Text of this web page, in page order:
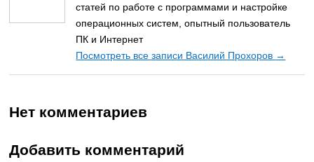
статей по работе с программами и настройке
операционных систем, опытный пользователь
ПК и Интернет
Посмотреть все записи Василий Прохоров →
Нет комментариев
Добавить комментарий